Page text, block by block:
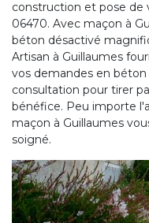
construction et pose de
06470. Avec maçon à
béton désactivé
Artisan à Guillaumes
vos demandes en
consultation pour tirer
bénéfice. Peu importe
maçon à Guillaumes
soigné.